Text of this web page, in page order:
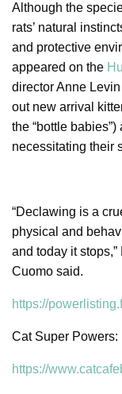
Although the
rats’ natural
and protective
appeared on the
director Anne
out new arrival
the “bottle
necessitating their
“Declawing is a
physical and
and today it
Cuomo said.
https://
Cat Super Powers:
https://